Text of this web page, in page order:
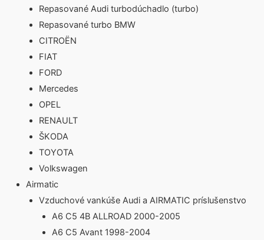
Repasované Audi turbodúchadlo (turbo)
Repasované turbo BMW
CITROËN
FIAT
FORD
Mercedes
OPEL
RENAULT
ŠKODA
TOYOTA
Volkswagen
Airmatic
Vzduchové vankúše Audi a AIRMATIC príslušenstvo
A6 C5 4B ALLROAD 2000-2005
A6 C5 Avant 1998-2004